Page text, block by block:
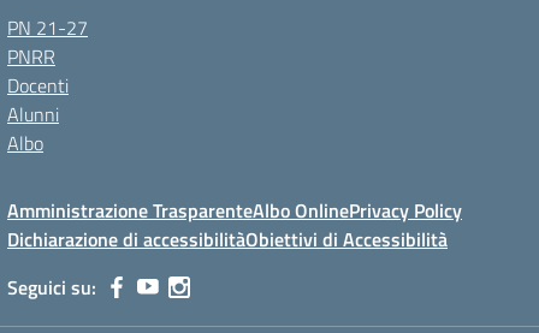
PN 21-27
PNRR
Docenti
Alunni
Albo
Amministrazione TrasparenteAlbo OnlinePrivacy Policy
Dichiarazione di accessibilitàObiettivi di Accessibilità
Seguici su: